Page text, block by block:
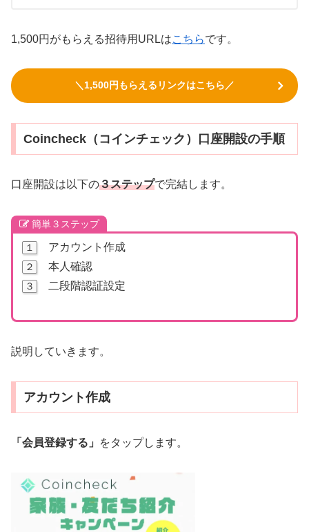
1,500円がもらえる招待用URLはこちらです。
＼1,500円もらえるリンクはこちら／
Coincheck（コインチェック）口座開設の手順
口座開設は以下の３ステップで完結します。
簡単３ステップ
１ アカウント作成
２ 本人確認
３ 二段階認証設定
説明していきます。
アカウント作成
「会員登録する」 をタップします。